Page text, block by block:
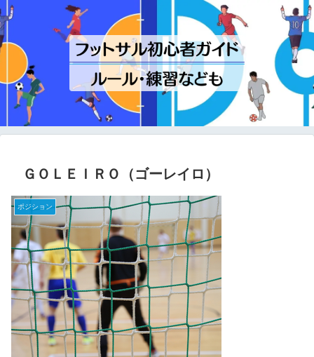
ＧＯＬＥＩＲＯ（ゴーレイロ）
ポジション